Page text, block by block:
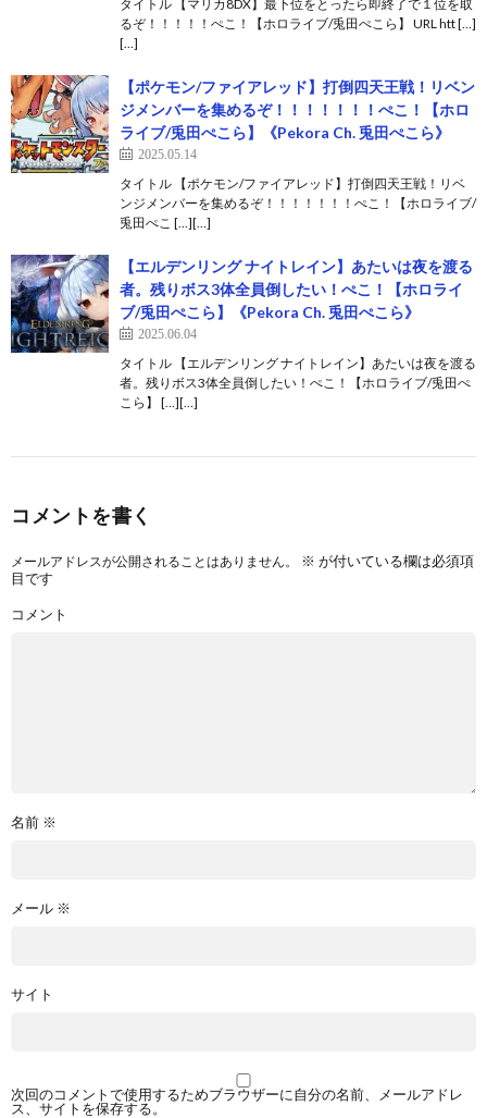
タイトル 【マリカ8DX】最下位をとったら即終了で１位を取
るぞ！！！！！ぺこ！【ホロライブ/兎田ぺこら】 URL htt […]
[…]
【ポケモン/ファイアレッド】打倒四天王戦！リベン
ジメンバーを集めるぞ！！！！！！！ぺこ！【ホロ
ライブ/兎田ぺこら】《Pekora Ch. 兎田ぺこら》
2025.05.14
タイトル 【ポケモン/ファイアレッド】打倒四天王戦！リベ
ンジメンバーを集めるぞ！！！！！！！ぺこ！【ホロライブ/
兎田ぺこ […][…]
【エルデンリング ナイトレイン】あたいは夜を渡る
者。残りボス3体全員倒したい！ぺこ！【ホロライ
ブ/兎田ぺこら】《Pekora Ch. 兎田ぺこら》
2025.06.04
タイトル 【エルデンリング ナイトレイン】あたいは夜を渡る
者。残りボス3体全員倒したい！ぺこ！【ホロライブ/兎田ぺ
こら】 […][…]
コメントを書く
メールアドレスが公開されることはありません。 ※ が付いている欄は必須項
目です
コメント
名前 ※
メール ※
サイト
次回のコメントで使用するためブラウザーに自分の名前、メールアドレ
ス、サイトを保存する。